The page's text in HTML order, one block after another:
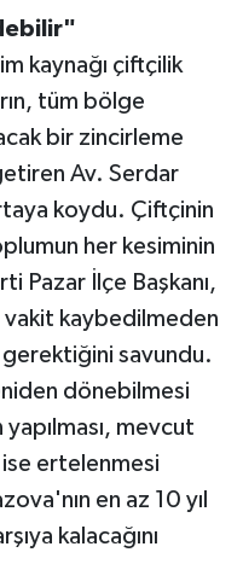
kaynağı çiftçilik
tüm bölge
bir zincirleme
Av. Serdar
koydu. Çiftçinin
her kesiminin
Pazar İlçe Başkanı,
vakit kaybedilmeden
savundu.
dönebilmesi
yapılması, mevcut
ertelenmesi
en az 10 yıl
kalacağını